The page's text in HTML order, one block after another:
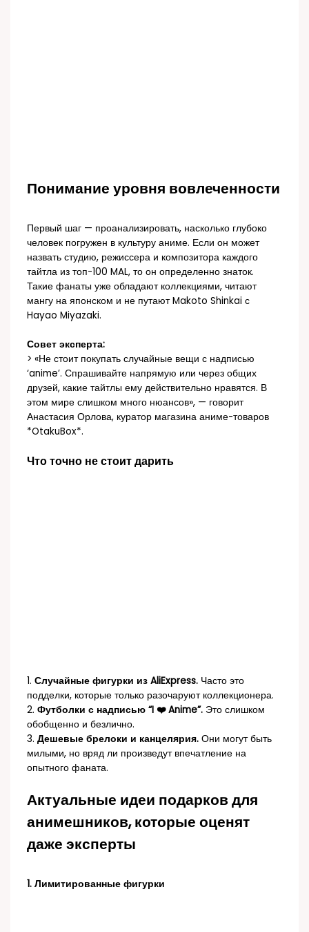
Понимание уровня вовлеченности
Первый шаг — проанализировать, насколько глубоко
человек погружен в культуру аниме. Если он может
назвать студию, режиссера и композитора каждого
тайтла из топ-100 MAL, то он определенно знаток.
Такие фанаты уже обладают коллекциями, читают
мангу на японском и не путают Makoto Shinkai с
Hayao Miyazaki.
Совет эксперта:
> «Не стоит покупать случайные вещи с надписью
‘anime’. Спрашивайте напрямую или через общих
друзей, какие тайтлы ему действительно нравятся. В
этом мире слишком много нюансов», — говорит
Анастасия Орлова, куратор магазина аниме-товаров
*OtakuBox*.
Что точно не стоит дарить
1.Случайные фигурки из AliExpress. Часто это
подделки, которые только разочаруют коллекционера.
2.Футболки с надписью “I ❤️ Anime”. Это слишком
обобщенно и безлично.
3.Дешевые брелоки и канцелярия. Они могут быть
милыми, но вряд ли произведут впечатление на
опытного фаната.
Актуальные идеи подарков для
анимешников, которые оценят
даже эксперты
1. Лимитированные фигурки